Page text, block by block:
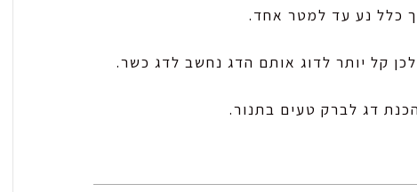
כלל נע עד למטר אחד.
קל יותר לדוג אותם הדג נחשב לדג כשר.
דג לברק טעים בתנור.